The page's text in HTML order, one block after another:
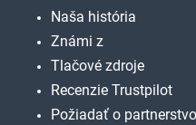
Naša história
Známi z
Tlačové zdroje
Recenzie Trustpilot
Požiadať o partnerstvo